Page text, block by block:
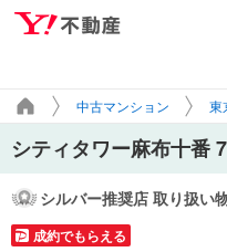
中古マンション 東
シティタワー麻布十番
シルバー推奨店 取り扱い
成約でもらえる